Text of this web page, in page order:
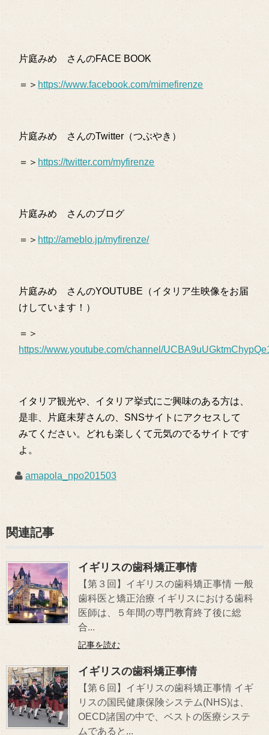
片庭みめ さんのFACE BOOK
＝＞ https://www.facebook.com/mimefirenze
片庭みめ さんのTwitter（つぶやき）
＝＞ https://twitter.com/myfirenze
片庭みめ さんのブログ
＝＞ http://ameblo.jp/myfirenze/
片庭みめ さんのYOUTUBE（イタリア生映像をお届
けしています！）
＝＞
https://www.youtube.com/channel/
イタリア観光や、イタリア挙式にご興味のある方は、
是非、片庭未芽さんの、SNSサイトにアクセスして
みてください。どれも楽しくて元気のでるサイトです
よ。
amapola_npo201503
関連記事
イギリスの歯科矯正事情
【第３回】イギリスの歯科矯正事情 一般
歯科医と矯正治療 イギリスにおける歯科
医師は、５年間の専門教育終了後に総
合...
記事を読む
イギリスの歯科矯正事情
【第６回】イギリスの歯科矯正事情 イギ
リスの国民健康保険システム(NHS)は、
OECD諸国の中で、ベストの医療システ
ムであると...